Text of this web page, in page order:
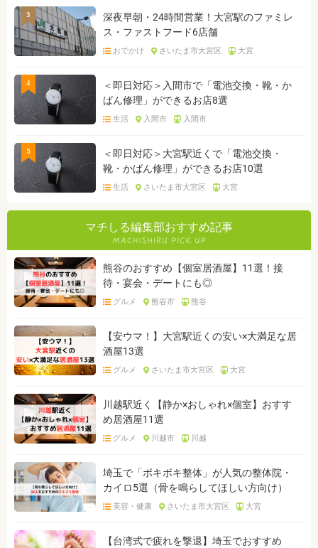
3
深夜早朝・24時間営業！大宮駅のファミレ
ス・ファストフード6店舗
おでかけ さいたま市大宮区 大宮
4
＜即日対応＞入間市で「電池交換・靴・か
ばん修理」ができるお店8選
生活 入間市 入間市
5
＜即日対応＞大宮駅近くで「電池交換・
靴・かばん修理」ができるお店10選
生活 さいたま市大宮区 大宮
マチしる編集部おすすめ記事
熊谷のおすすめ【個室居酒屋】11選！接
待・宴会・デートにも◎
グルメ 熊谷市 熊谷
【安ウマ！】大宮駅近くの安い×大満足な居
酒屋13選
グルメ さいたま市大宮区 大宮
川越駅近く【静か×おしゃれ×個室】おすす
め居酒屋11選
グルメ 川越市 川越
埼玉で「ボキボキ整体」が人気の整体院・
カイロ5選（骨を鳴らしてほしい方向け）
美容・健康 さいたま市大宮区 大宮
【台湾式で疲れを撃退】埼玉でおすすめ